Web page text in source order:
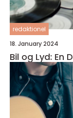
redaktionel
18. January 2024
Bil og Lyd: En